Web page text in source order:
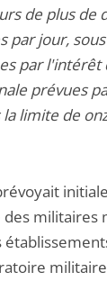
de plus de
par jour,
par l'intérêt
prévues
la limite de
militaires